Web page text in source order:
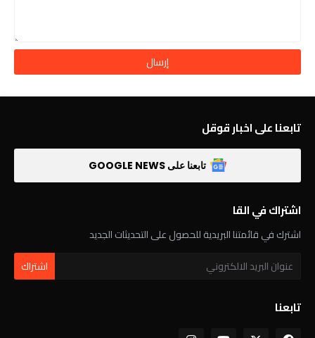
تابعنا على اخبار قوقل
تابعنا على GOOGLE NEWS
اشتراك في القا
اشترك في قائمتنا البريدية للحصول على التحديثات الجديد
تابعنا